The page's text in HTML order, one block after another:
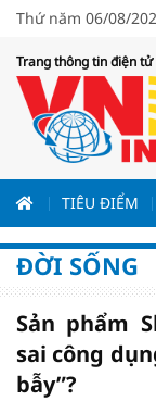
Thứ năm 06/08/
Trang thông tin điện
TIÊU ĐIỂM
ĐỜI SỐNG
Sản phẩm
sai công
bẫy”?